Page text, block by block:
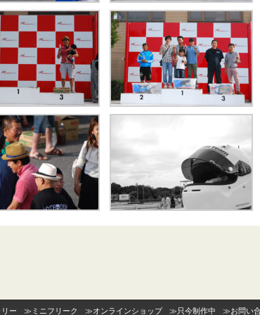
ー ≫ ミニフリーク ≫オンラインショップ ≫ 只今制作中 ≫お問い